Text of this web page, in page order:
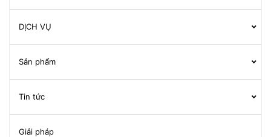
DỊCH VỤ
Sản phẩm
Tin tức
Giải pháp